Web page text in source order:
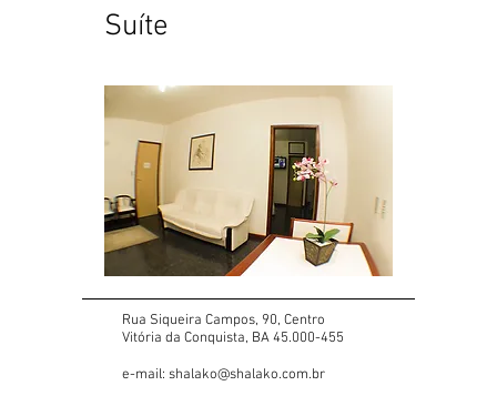
Suíte
Rua Siqueira Campos, 90, Centro
Vitória da Conquista, BA 45.000-455
e-mail: shalako@shalako.com.br